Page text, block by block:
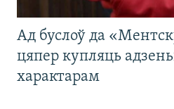
Ад буслоў да
цяпер купляць
характарам